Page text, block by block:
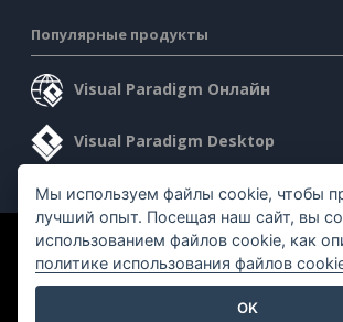
Популярные продукты
Visual Paradigm Онлайн
Visual Paradigm Desktop
©2026 by Visual Paradigm. Все права
Мы используем файлы cookie, чтобы
лучший опыт. Посещая наш сайт, вы
использованием файлов cookie, как
политике использования файлов
OK